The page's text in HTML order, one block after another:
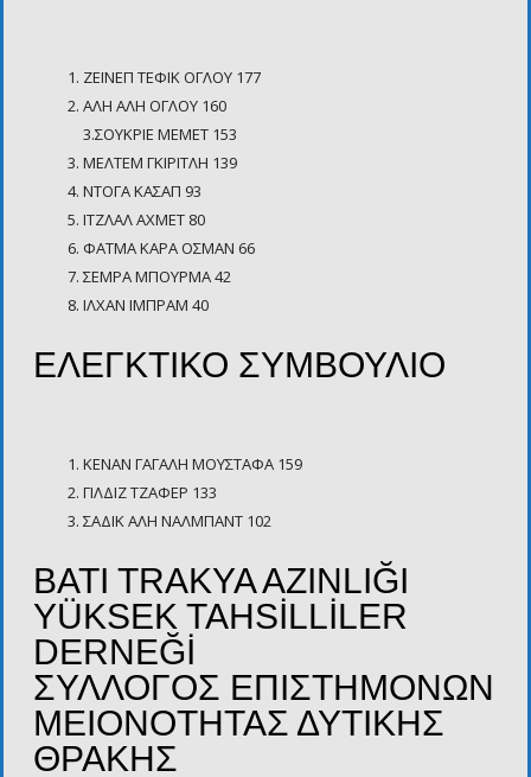
ΖΕΪΝΕΠ ΤΕΦIΚ ΟΓΛΟΥ 177
ΑΛΗ ΑΛΗ ΟΓΛΟΥ 160
3.ΣΟΥΚΡΙΕ ΜΕΜΕΤ 153
ΜΕΛΤΕΜ ΓΚΙΡΙΤΛΗ 139
ΝΤΟΓΑ ΚΑΣΑΠ 93
ΙΤΖΛΑΛ ΑΧΜΕΤ 80
ΦΑΤΜΑ ΚΑΡΑ ΟΣΜΑΝ 66
ΣΕΜΡΑ ΜΠΟΥΡΜΑ 42
ΙΛΧΑΝ ΙΜΠΡΑΜ 40
ΕΛΕΓΚΤΙΚΟ ΣΥΜΒΟΥΛΙΟ
ΚΕΝΑΝ ΓΑΓΑΛH ΜΟΥΣΤΑΦΑ 159
ΓΙΛΔΙΖ ΤΖΑΦΕΡ 133
ΣΑΔΙΚ ΑΛΗ ΝΑΛΜΠΑΝΤ 102
BATI TRAKYA AZINLIĞI
YÜKSEK TAHSİLLİLER
DERNEĞİ
ΣΥΛΛΟΓΟΣ ΕΠΙΣΤΗΜΟΝΩΝ
ΜΕΙΟΝΟΤΗΤΑΣ ΔΥΤΙΚΗΣ
ΘΡΑΚΗΣ